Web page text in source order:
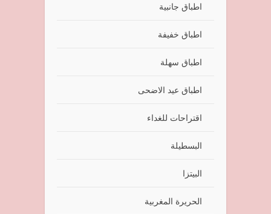
اطباق جانبية
اطباق خفيفة
اطباق سهلة
اطباق عيد الاضحى
اقتراحات للغداء
البسطيلة
البيتزا
الحريرة المغربية